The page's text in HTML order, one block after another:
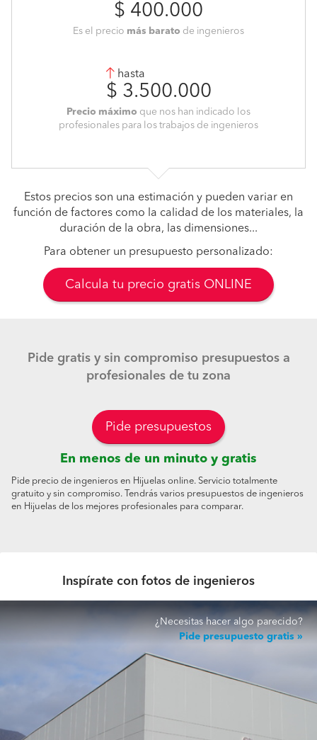
$ 400.000
Es el precio más barato de ingenieros
hasta
$ 3.500.000
Precio máximo que nos han indicado los
profesionales para los trabajos de ingenieros
Estos precios son una estimación y pueden variar en
función de factores como la calidad de los materiales, la
duración de la obra, las dimensiones...
Para obtener un presupuesto personalizado:
Calcula tu precio gratis ONLINE
Pide gratis y sin compromiso presupuestos a
profesionales de tu zona
Pide presupuestos
En menos de un minuto y gratis
Pide precio de ingenieros en Hijuelas online. Servicio totalmente
gratuito y sin compromiso. Tendrás varios presupuestos de ingenieros
en Hijuelas de los mejores profesionales para comparar.
Inspírate con fotos de ingenieros
¿Necesitas hacer algo parecido?
Pide presupuesto gratis